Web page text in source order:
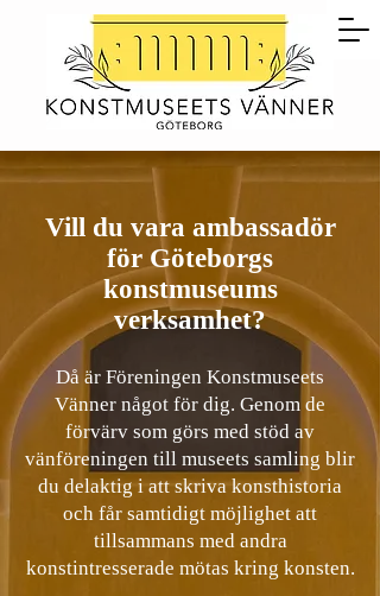
Vill du vara ambassadör
för Göteborgs
konstmuseums
verksamhet?
Då är Föreningen Konstmuseets
Vänner något för dig. Genom de
förvärv som görs med stöd av
vänföreningen till museets samling blir
du delaktig i att skriva konsthistoria
och får samtidigt möjlighet att
tillsammans med andra
konstintresserade mötas kring konsten.